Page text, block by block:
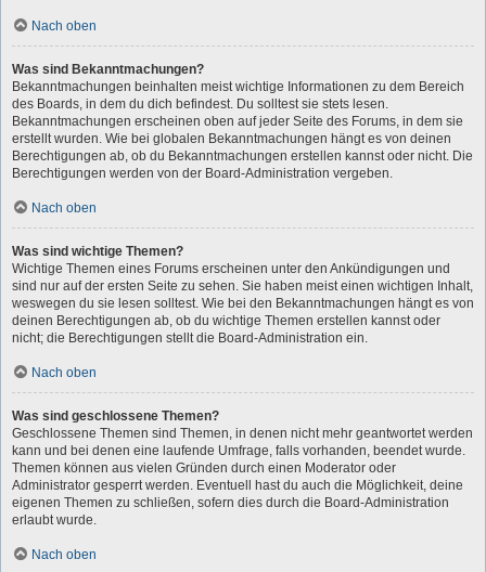
Nach oben
Was sind Bekanntmachungen?
Bekanntmachungen beinhalten meist wichtige Informationen zu dem Bereich
des Boards, in dem du dich befindest. Du solltest sie stets lesen.
Bekanntmachungen erscheinen oben auf jeder Seite des Forums, in dem sie
erstellt wurden. Wie bei globalen Bekanntmachungen hängt es von deinen
Berechtigungen ab, ob du Bekanntmachungen erstellen kannst oder nicht. Die
Berechtigungen werden von der Board-Administration vergeben.
Nach oben
Was sind wichtige Themen?
Wichtige Themen eines Forums erscheinen unter den Ankündigungen und
sind nur auf der ersten Seite zu sehen. Sie haben meist einen wichtigen Inhalt,
weswegen du sie lesen solltest. Wie bei den Bekanntmachungen hängt es von
deinen Berechtigungen ab, ob du wichtige Themen erstellen kannst oder
nicht; die Berechtigungen stellt die Board-Administration ein.
Nach oben
Was sind geschlossene Themen?
Geschlossene Themen sind Themen, in denen nicht mehr geantwortet werden
kann und bei denen eine laufende Umfrage, falls vorhanden, beendet wurde.
Themen können aus vielen Gründen durch einen Moderator oder
Administrator gesperrt werden. Eventuell hast du auch die Möglichkeit, deine
eigenen Themen zu schließen, sofern dies durch die Board-Administration
erlaubt wurde.
Nach oben